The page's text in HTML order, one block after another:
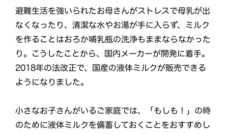
避難生活を強いられたお母さんがストレスで母乳が出
なくなったり、清潔な水やお湯が手に入らず、ミルク
を作ることはおろか哺乳瓶の洗浄もままならなかった
り。こうしたことから、国内メーカーが開発に着手。
2018年の法改正で、国産の液体ミルクが販売できる
ようになりました。
小さなお子さんがいるご家庭では、「もしも！」の時
のために液体ミルクを備蓄しておくことをおすすめし